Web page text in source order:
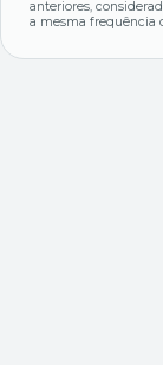
anteriores,
a mesma frequência